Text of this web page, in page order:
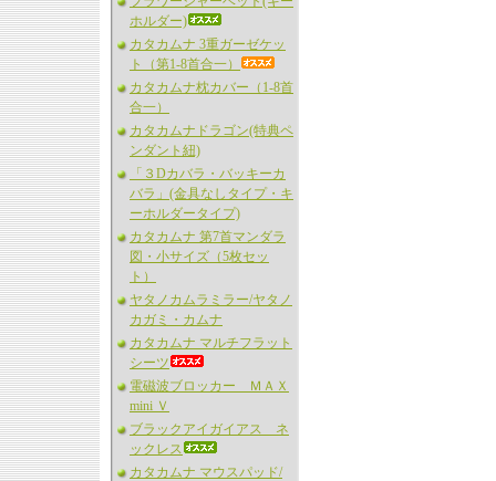
ホルダー)
カタカムナ 3重ガーゼケッ
ト（第1-8首合一）
カタカムナ枕カバー（1-8首
合一）
カタカムナドラゴン(特典ペ
ンダント紐)
「３Dカバラ・バッキーカ
バラ」(金具なしタイプ・キ
ーホルダータイプ)
カタカムナ 第7首マンダラ
図・小サイズ（5枚セッ
ト）
ヤタノカムラミラー/ヤタノ
カガミ・カムナ
カタカムナ マルチフラット
シーツ
電磁波ブロッカー ＭＡＸ
mini Ｖ
ブラックアイガイアス ネ
ックレス
カタカムナ マウスパッド/